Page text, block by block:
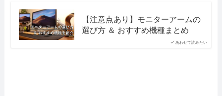
あわせて読みたい
【注意点あり】モニターアームの
選び方 ＆ おすすめ機種まとめ